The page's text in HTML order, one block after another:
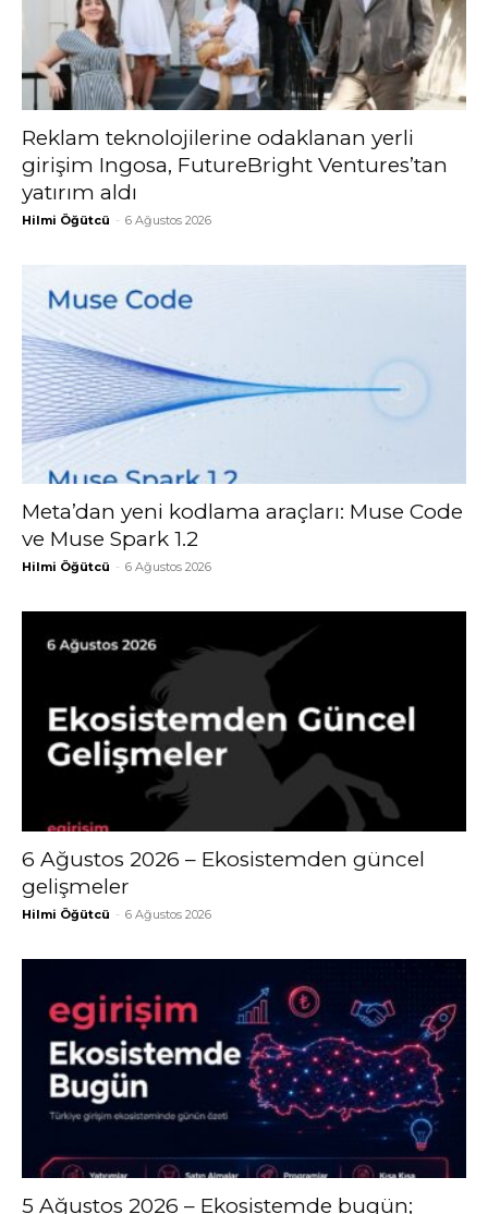
Reklam teknolojilerine odaklanan yerli
girişim Ingosa, FutureBright Ventures’tan
yatırım aldı
Hilmi Öğütcü - 6 Ağustos 2026
Meta’dan yeni kodlama araçları: Muse Code
ve Muse Spark 1.2
Hilmi Öğütcü - 6 Ağustos 2026
6 Ağustos 2026 – Ekosistemden güncel
gelişmeler
Hilmi Öğütcü - 6 Ağustos 2026
5 Ağustos 2026 – Ekosistemde bugün;